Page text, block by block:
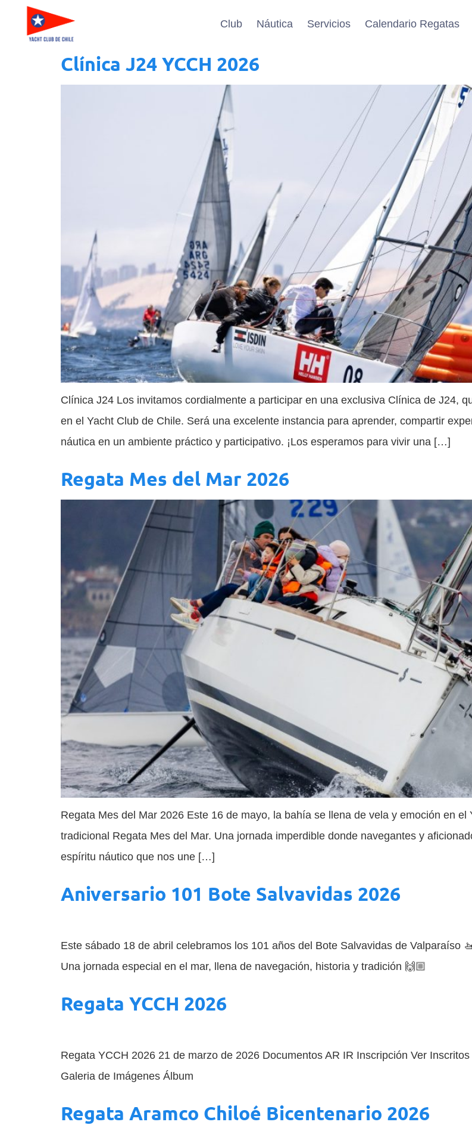
Club Náutica Servicios Calendario Regatas
Clínica J24 YCCH 2026
Clínica J24 Los invitamos cordialmente a participar en una exclusiva Clínica de J24,
en el Yacht Club de Chile. Será una excelente instancia para aprender, compartir
náutica en un ambiente práctico y participativo. ¡Los esperamos para vivir una […]
Regata Mes del Mar 2026
Regata Mes del Mar 2026 Este 16 de mayo, la bahía se llena de vela y emoción en
tradicional Regata Mes del Mar. Una jornada imperdible donde navegantes y
espíritu náutico que nos une […]
Aniversario 101 Bote Salvavidas 2026
Este sábado 18 de abril celebramos los 101 años del Bote Salvavidas de
Una jornada especial en el mar, llena de navegación, historia y tradición 🙌🏼
Regata YCCH 2026
Regata YCCH 2026 21 de marzo de 2026 Documentos AR IR Inscripción Ver
Galeria de Imágenes Álbum
Regata Aramco Chiloé Bicentenario 2026